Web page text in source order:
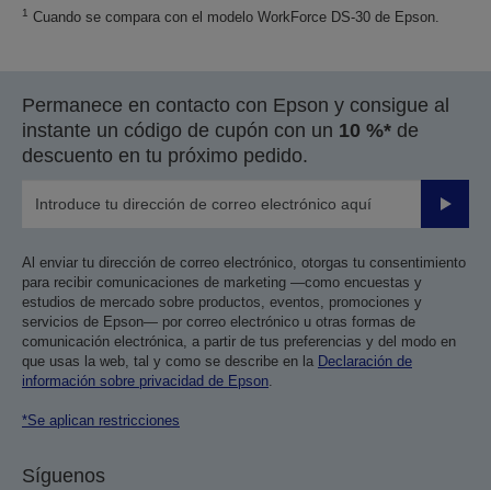
1 Cuando se compara con el modelo WorkForce DS-30 de Epson.
Permanece en contacto con Epson y consigue al
instante un código de cupón con un 10 %* de
descuento en tu próximo pedido.
Enviar
Al enviar tu dirección de correo electrónico, otorgas tu consentimiento
para recibir comunicaciones de marketing —como encuestas y
estudios de mercado sobre productos, eventos, promociones y
servicios de Epson— por correo electrónico u otras formas de
comunicación electrónica, a partir de tus preferencias y del modo en
que usas la web, tal y como se describe en la Declaración de
información sobre privacidad de Epson
*Se aplican restricciones
Síguenos